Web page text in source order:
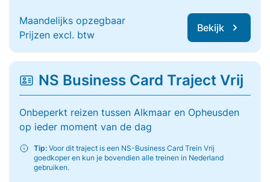
Maandelijks opzegbaar
Prijzen excl. btw
Bekijk
NS Business Card Traject Vrij
Onbeperkt reizen tussen Alkmaar en Opheusden
op ieder moment van de dag
Tip: Voor dit traject is een NS-Business Card Trein Vrij
goedkoper en kun je bovendien alle treinen in Nederland
gebruiken.